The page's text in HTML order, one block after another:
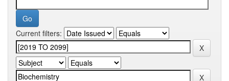
Current filters: